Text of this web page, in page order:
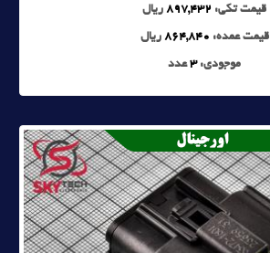
قیمت تکی: 897,432 ریال
قیمت عمده: 864,840 ریال
موجودی:3عدد